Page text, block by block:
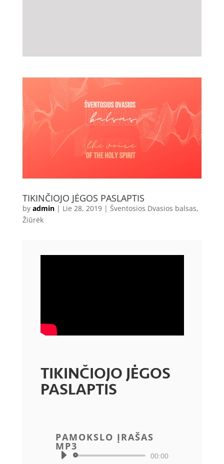
TIKINČIOJO JĖGOS PASLAPTIS
by admin| Lie 28, 2019| Šventosios Dvasios balsas,
Žiūrėk
TIKINČIOJO JĖGOS
PASLAPTIS
PAMOKSLO ĮRAŠAS
MP3
Audio
00:00